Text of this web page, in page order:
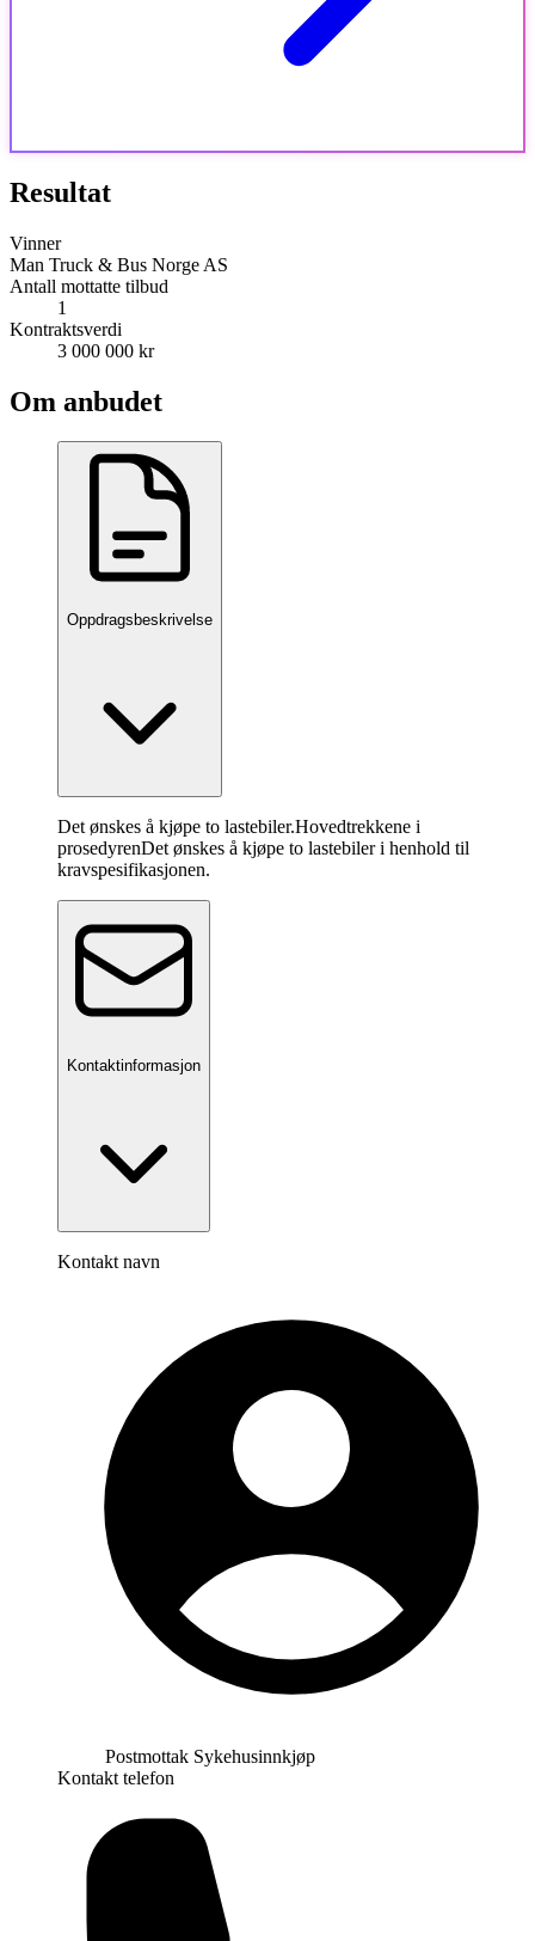
Resultat
Vinner
Man Truck & Bus Norge AS
Antall mottatte tilbud
1
Kontraktsverdi
3 000 000 kr
Om anbudet
Oppdragsbeskrivelse
Det ønskes å kjøpe to lastebiler.Hovedtrekkene i
prosedyrenDet ønskes å kjøpe to lastebiler i henhold til
kravspesifikasjonen.
Kontaktinformasjon
Kontakt navn
Postmottak Sykehusinnkjøp
Kontakt telefon